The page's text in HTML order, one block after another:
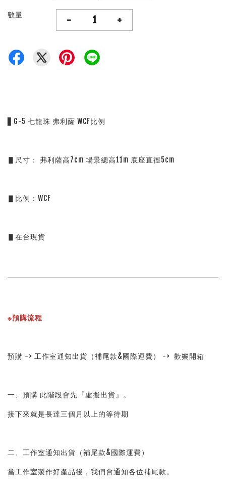
數量 - +
▋G-5 七龍珠 弗利薩 WCF比例
▋尺寸： 弗利薩高7cm 場景總高11m 底座直徑5cm
▋比例：WCF
▋在台現貨
※預購流程
預購 -> 工作室通知出貨（補尾款&國際運費） -> 歡樂開箱
一、預購 此階段會先『虛擬出貨』。
接下來就是長達三個月以上的等待期
二、工作室通知出貨（補尾款&國際運費）
當工作室製作好產品後，我們會通知各位補尾款。